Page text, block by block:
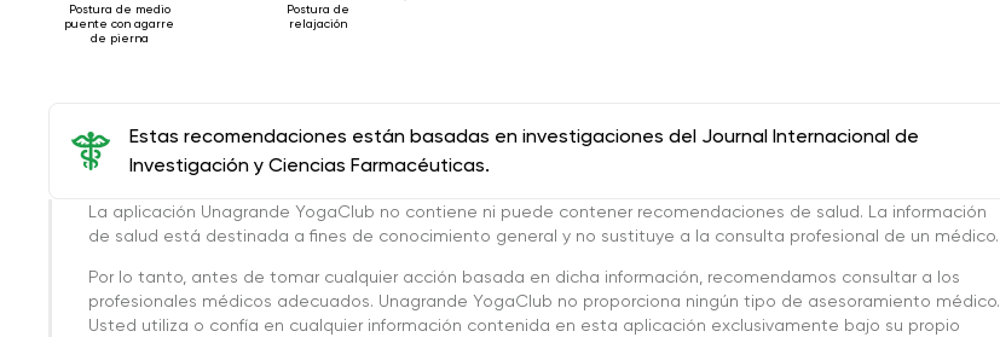
Postura de medio
puente con agarre
de pierna
Postura de
relajación
Estas recomendaciones están basadas en investigaciones del Journal Internacional de
Investigación y Ciencias Farmacéuticas.
La aplicación Unagrande YogaClub no contiene ni puede contener recomendaciones de salud. La información
de salud está destinada a fines de conocimiento general y no sustituye a la consulta profesional de un médico.
Por lo tanto, antes de tomar cualquier acción basada en dicha información, recomendamos consultar a los
profesionales médicos adecuados. Unagrande YogaClub no proporciona ningún tipo de asesoramiento médico.
Usted utiliza o confía en cualquier información contenida en esta aplicación exclusivamente bajo su propio